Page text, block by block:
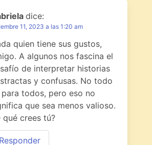
dice:
11, 2023 a las 1:20 am
quien tiene sus gustos,
A algunos nos fascina el
de interpretar historias
y confusas. No todo
para todos, pero eso no
que sea menos valioso.
qué crees tú?
Responder